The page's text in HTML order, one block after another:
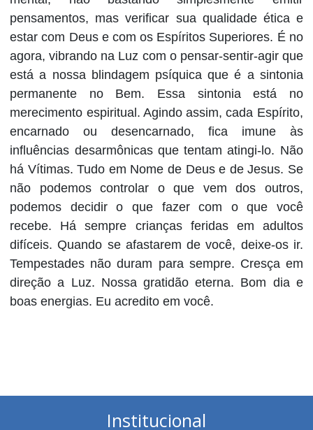
pensamentos, mas verificar sua qualidade ética e
estar com Deus e com os Espíritos Superiores. É no
agora, vibrando na Luz com o pensar-sentir-agir que
está a nossa blindagem psíquica que é a sintonia
permanente no Bem. Essa sintonia está no
merecimento espiritual. Agindo assim, cada Espírito,
encarnado ou desencarnado, fica imune às
influências desarmônicas que tentam atingi-lo. Não
há Vítimas. Tudo em Nome de Deus e de Jesus. Se
não podemos controlar o que vem dos outros,
podemos decidir o que fazer com o que você
recebe. Há sempre crianças feridas em adultos
difíceis. Quando se afastarem de você, deixe-os ir.
Tempestades não duram para sempre. Cresça em
direção a Luz. Nossa gratidão eterna. Bom dia e
boas energias. Eu acredito em você.
Institucional